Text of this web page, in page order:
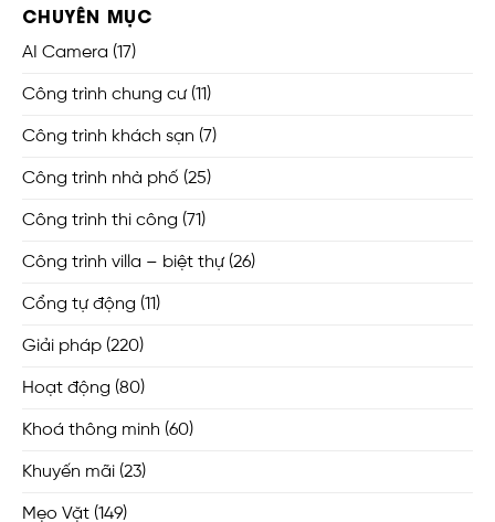
CHUYÊN MỤC
AI Camera (17)
Công trình chung cư(11)
Công trình khách sạn (7)
Công trình nhà phố (25)
Công trình thi công (71)
Công trình villa – biệt thự(26)
Cổng tự động (11)
Giải pháp (220)
Hoạt động (80)
Khoá thông minh (60)
Khuyến mãi (23)
Mẹo Vặt (149)